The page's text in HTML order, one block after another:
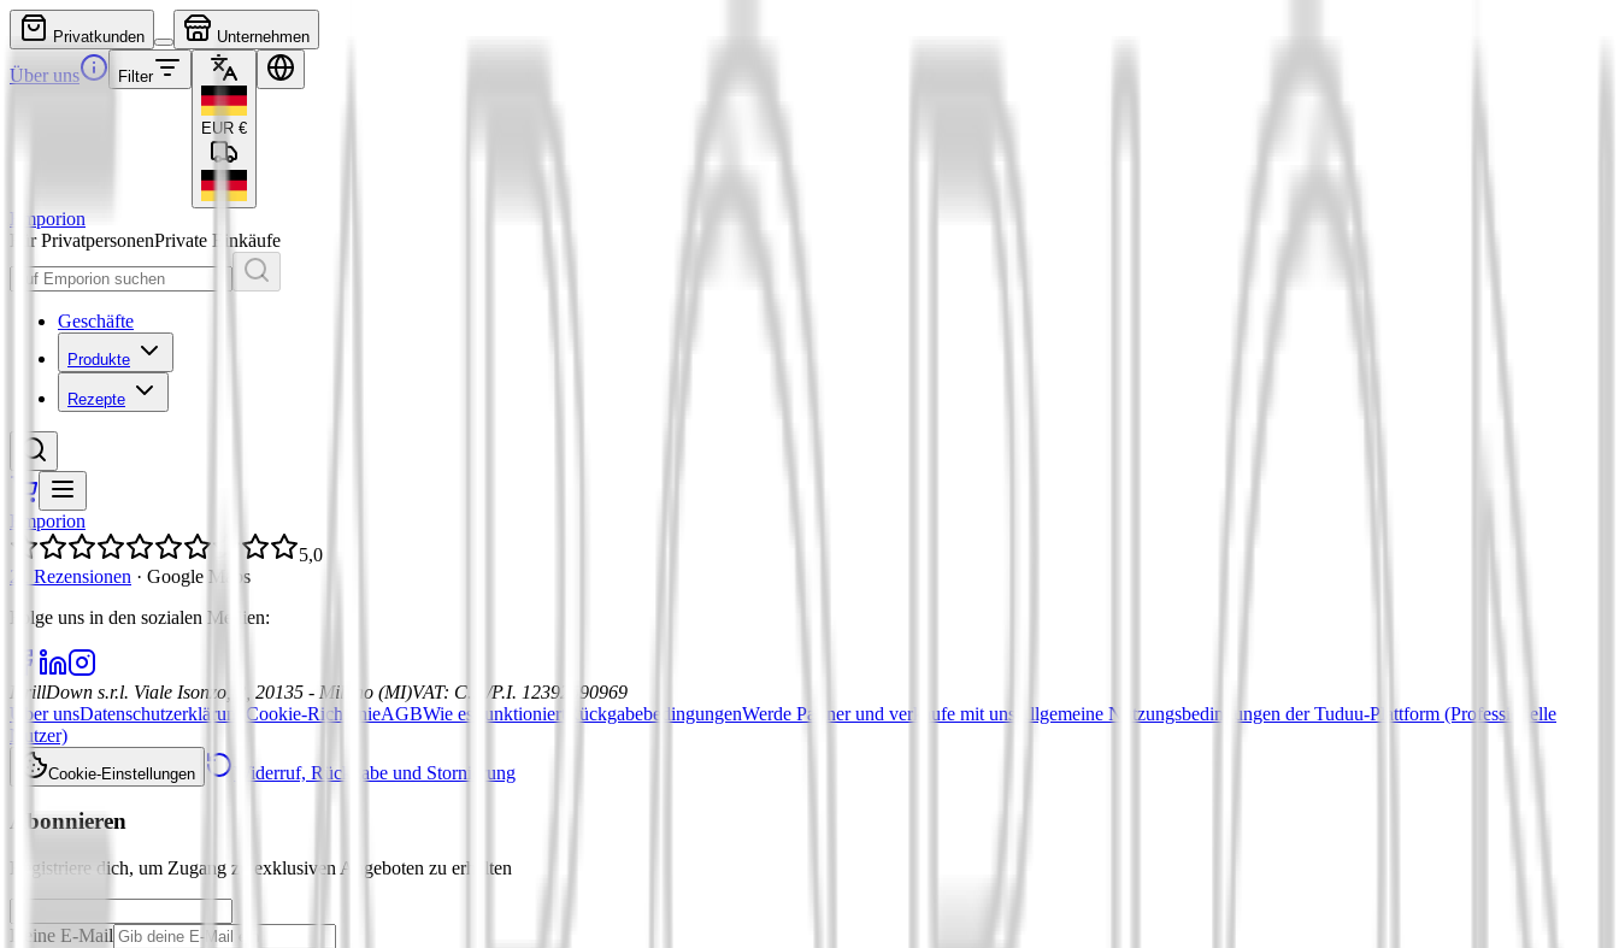
Privatkunden Unternehmen
Über uns Filter
EUR €
Emporion
Für PrivatpersonenPrivate Einkäufe
Geschäfte
Produkte
Rezepte
Emporion
5,0
21 Rezensionen · Google Maps
Folge uns in den sozialen Medien:
DrillDown s.r.l. Viale Isonzo, 8, 20135 - Milano (MI)VAT: C.F./P.I. 12392590969
Über unsDatenschutzerklärung Cookie-RichtlinieAGBWie es funktioniert RückgabebedingungenWerde Partner und verkaufe mit uns
Allgemeine Nutzungsbedingungen der Tuduu-Plattform (Professionelle
Nutzer)
Cookie-Einstellungen Widerruf, Rückgabe und Stornierung
Abonnieren
Registriere dich, um Zugang zu exklusiven Angeboten zu erhalten
Deine E-Mail